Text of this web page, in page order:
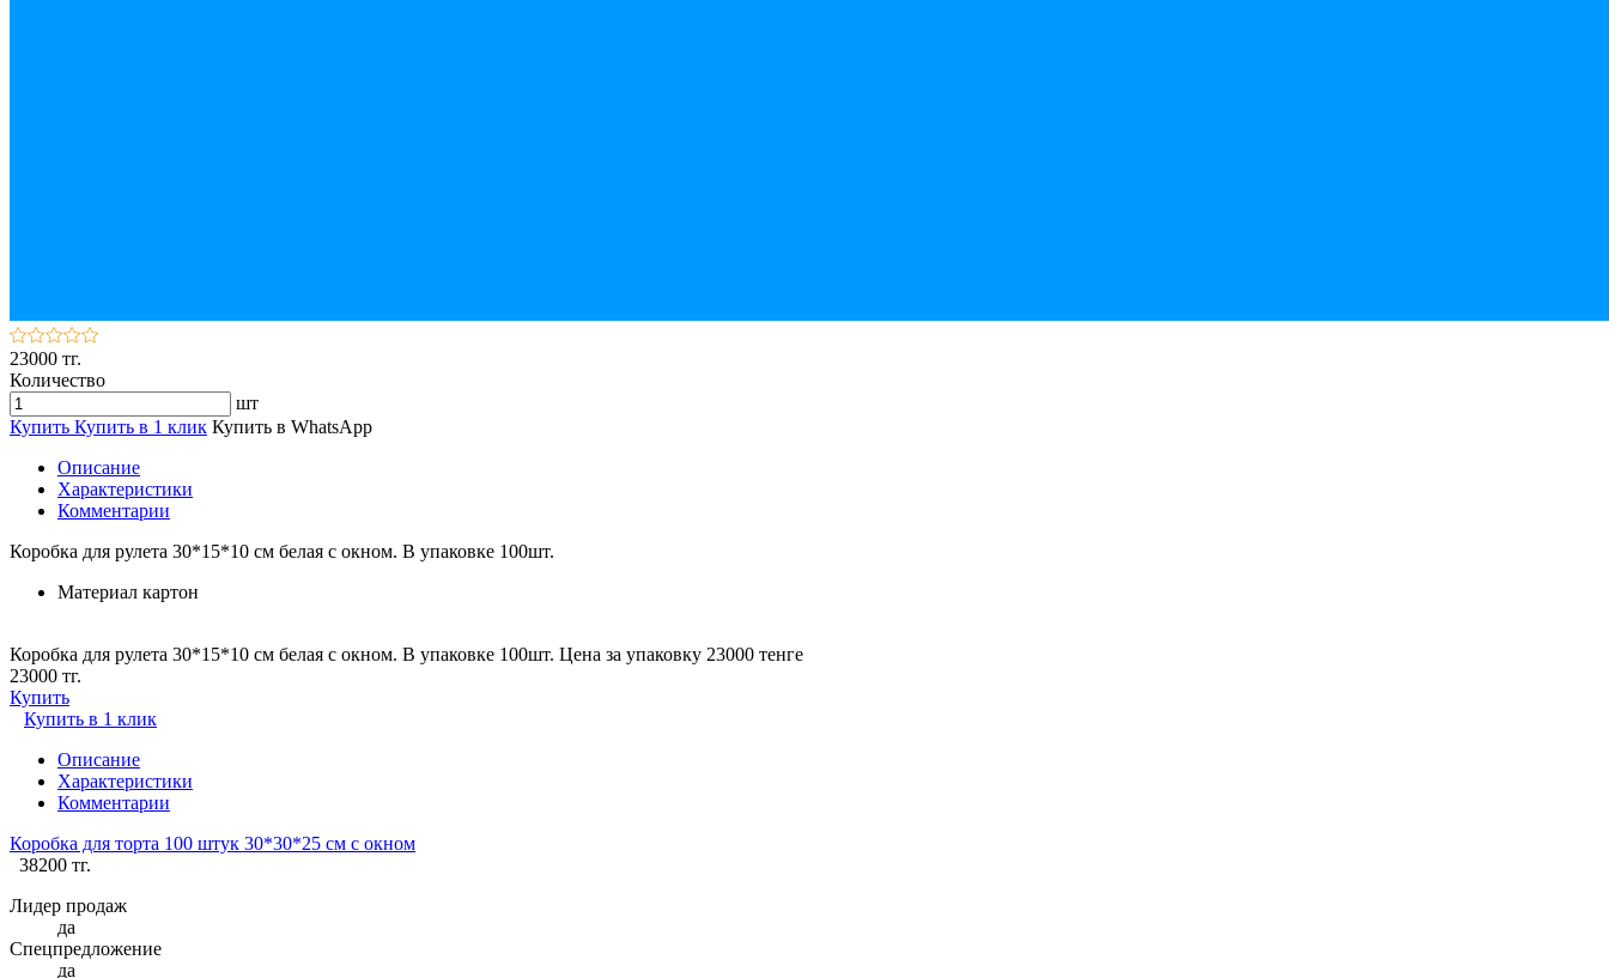
23000 тг.
Количество
шт
Купить Купить в 1 клик Купить в WhatsApp
Описание
Характеристики
Комментарии
Коробка для рулета 30*15*10 см белая с окном. В упаковке 100шт.
Материал картон
Коробка для рулета 30*15*10 см белая с окном. В упаковке 100шт. Цена за упаковку 23000 тенге
23000 тг.
Купить
Купить в 1 клик
Описание
Характеристики
Комментарии
Коробка для торта 100 штук 30*30*25 см с окном
38200 тг.
Лидер продаж
да
Спецпредложение
да